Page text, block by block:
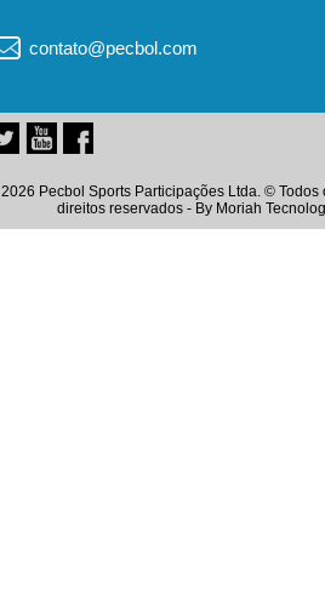
contato@pecbol.com
2026 Pecbol Sports Participações Ltda. © Todos
direitos reservados - By Moriah